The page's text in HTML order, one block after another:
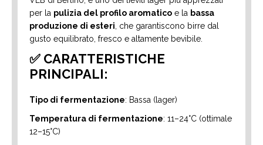
per la pulizia del profilo aromatico e la bassa
produzione di esteri , che garantiscono birre dal
gusto equilibrato, fresco e altamente bevibile.
✅ CARATTERISTICHE
PRINCIPALI:
Tipo di fermentazione: Bassa (lager)
Temperatura di fermentazione: 11–24°C (ottimale
12–15°C)